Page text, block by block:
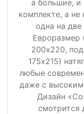
а большие, и
комплекте, а
одна на
Евроразмер
200х220,
175х215)
любые
даже с
Дизайн
смотрится